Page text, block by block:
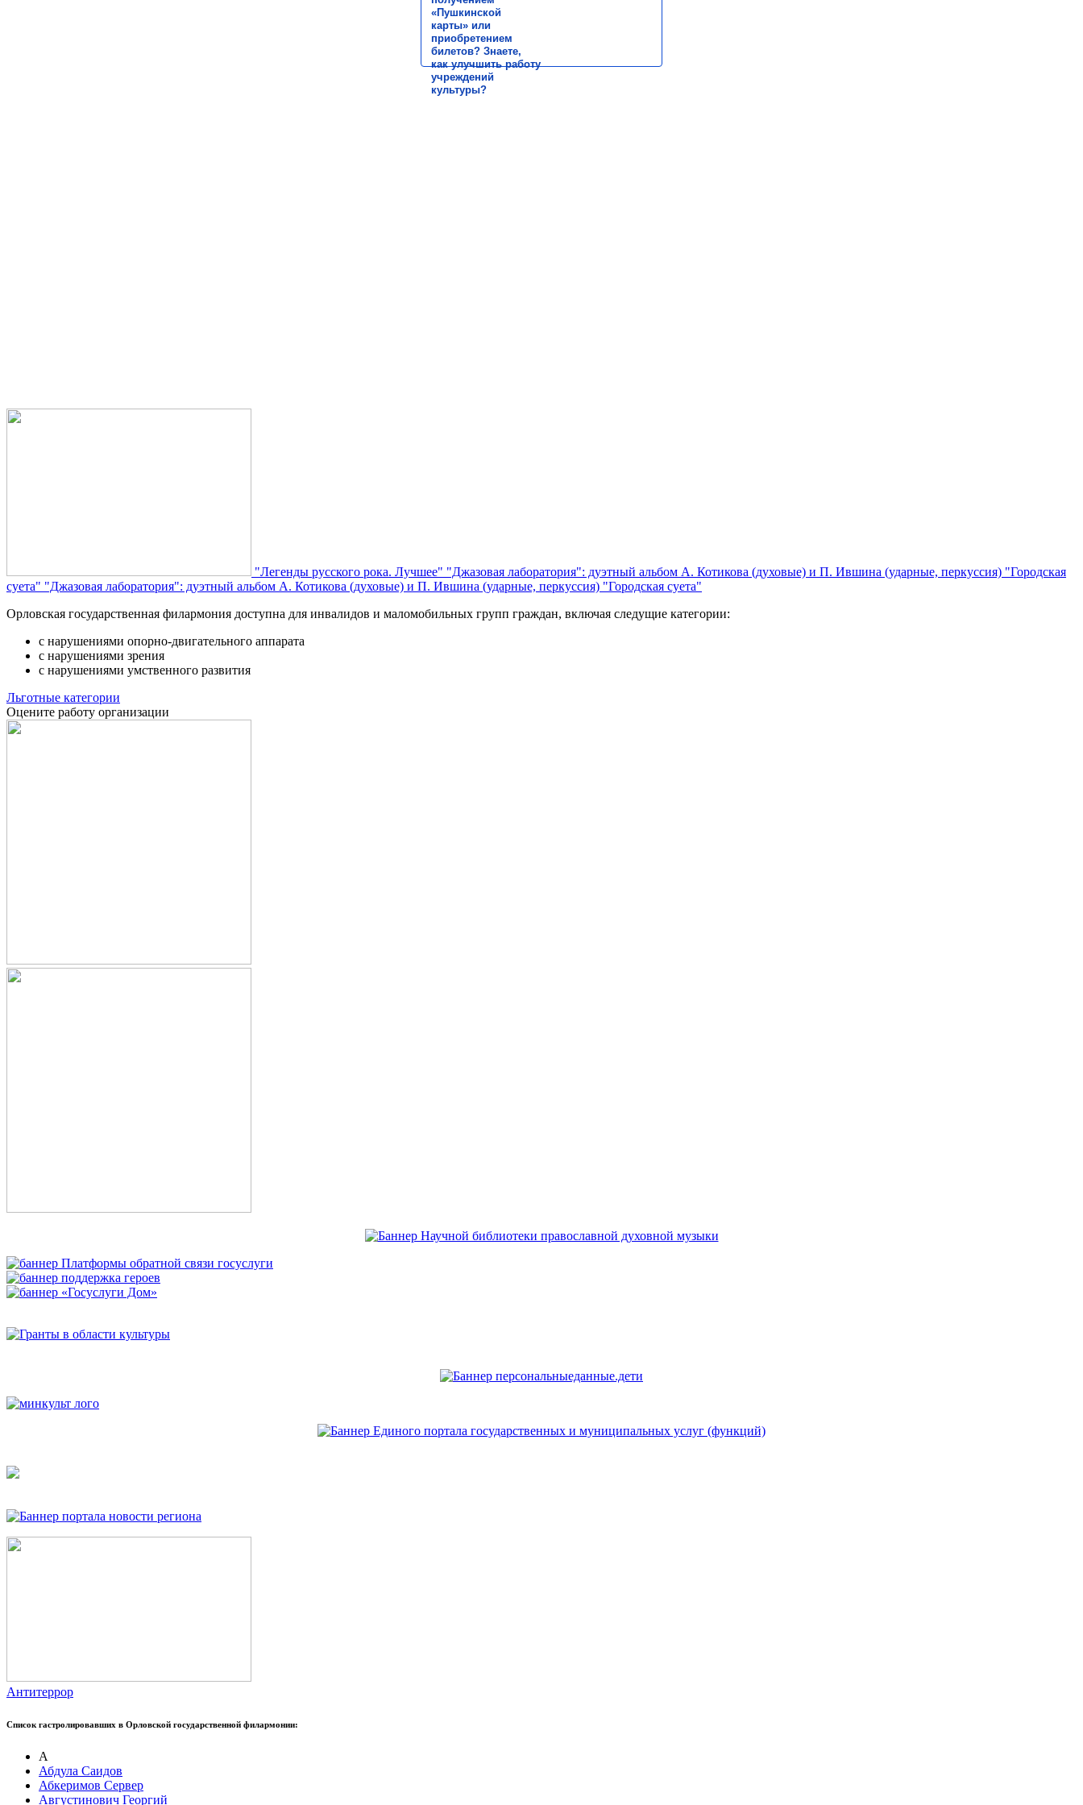
«Пушкинской
карты» или
приобретением
билетов? Знаете,
как улучшить работу
учреждений
культуры?
"Легенды русского рока. Лучшее" "Джазовая лаборатория": дуэтный альбом А. Котикова (духовые) и П. Ившина (ударные, перкуссия) "Городская
суета" "Джазовая лаборатория": дуэтный альбом А. Котикова (духовые) и П. Ившина (ударные, перкуссия) "Городская суета"
Орловская государственная филармония доступна для инвалидов и маломобильных групп граждан, включая следущие категории:
с нарушениями опорно-двигательного аппарата
с нарушениями зрения
с нарушениями умственного развития
Льготные категории
Оцените работу организации
Антитеррор
Список гастролировавших в Орловской государственной филармонии:
А
Абдула Саидов
Абкеримов Сервер
Августинович Георгий